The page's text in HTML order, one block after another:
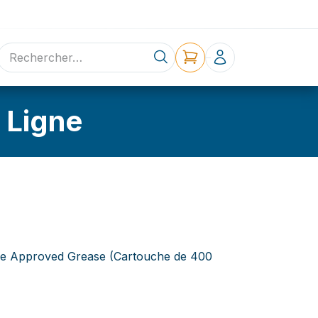
Contact
Approved Grease (Cartouche de 400